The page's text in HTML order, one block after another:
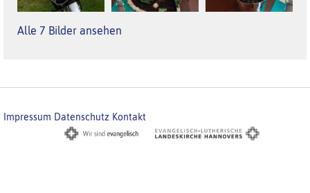
Alle 7 Bilder ansehen
Impressum Datenschutz Kontakt